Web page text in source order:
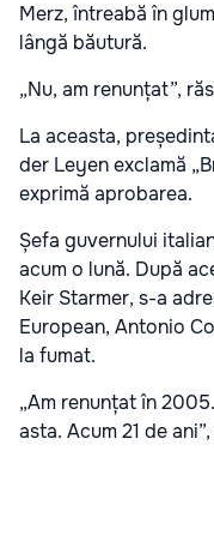
Merz, întreabă în
lângă băutură.
„Nu, am renunțat”,
La aceasta,
der Leyen exclamă
exprimă aprobarea.
Șefa guvernului
acum o lună. După
Keir Starmer, s-a
European, Antonio
la fumat.
„Am renunțat în
asta. Acum 21 de